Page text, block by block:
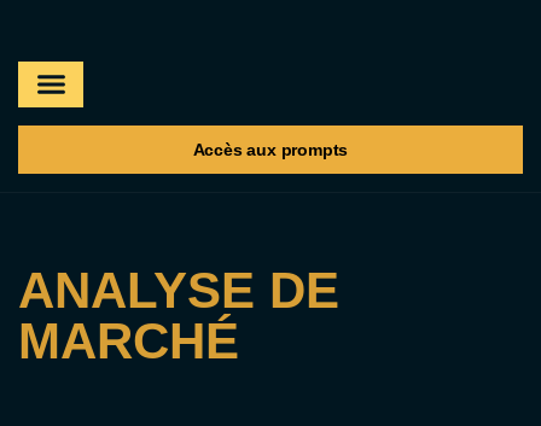
Accès aux prompts
ANALYSE DE
MARCHÉ